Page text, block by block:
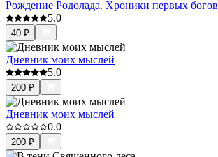
Рождение Родолада. Хроники первых богов
5.0
40 ₽
Дневник моих мыслей
5.0
200 ₽
Дневник моих мыслей
0.0
200 ₽